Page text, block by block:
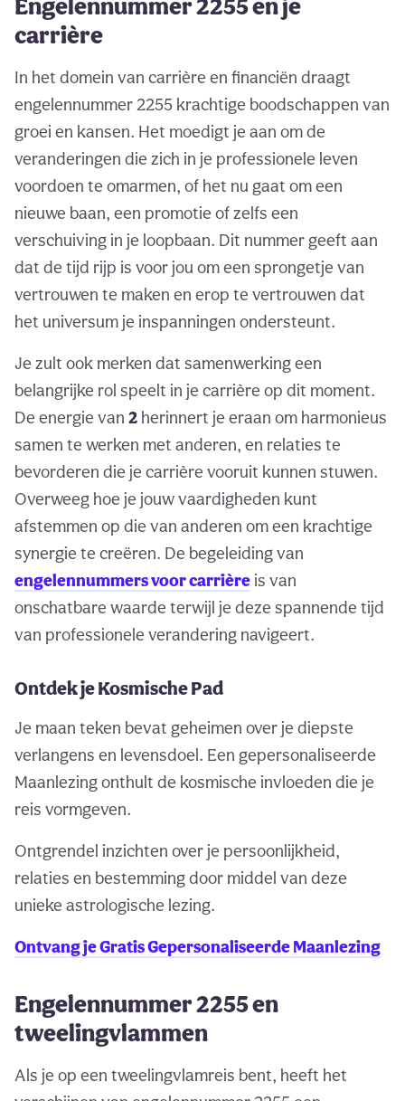
carrière
In het domein van carrière en financiën draagt
engelennummer 2255 krachtige boodschappen van
groei en kansen. Het moedigt je aan om de
veranderingen die zich in je professionele leven
voordoen te omarmen, of het nu gaat om een
nieuwe baan, een promotie of zelfs een
verschuiving in je loopbaan. Dit nummer geeft aan
dat de tijd rijp is voor jou om een sprongetje van
vertrouwen te maken en erop te vertrouwen dat
het universum je inspanningen ondersteunt.
Je zult ook merken dat samenwerking een
belangrijke rol speelt in je carrière op dit moment.
De energie van 2 herinnert je eraan om harmonieus
samen te werken met anderen, en relaties te
bevorderen die je carrière vooruit kunnen stuwen.
Overweeg hoe je jouw vaardigheden kunt
afstemmen op die van anderen om een krachtige
synergie te creëren. De begeleiding van
engelennummers voor carrière is van
onschatbare waarde terwijl je deze spannende tijd
van professionele verandering navigeert.
Ontdek je Kosmische Pad
Je maan teken bevat geheimen over je diepste
verlangens en levensdoel. Een gepersonaliseerde
Maanlezing onthult de kosmische invloeden die je
reis vormgeven.
Ontgrendel inzichten over je persoonlijkheid,
relaties en bestemming door middel van deze
unieke astrologische lezing.
Ontvang je Gratis Gepersonaliseerde Maanlezing
Engelennummer 2255 en
tweelingvlammen
Als je op een tweelingvlamreis bent, heeft het